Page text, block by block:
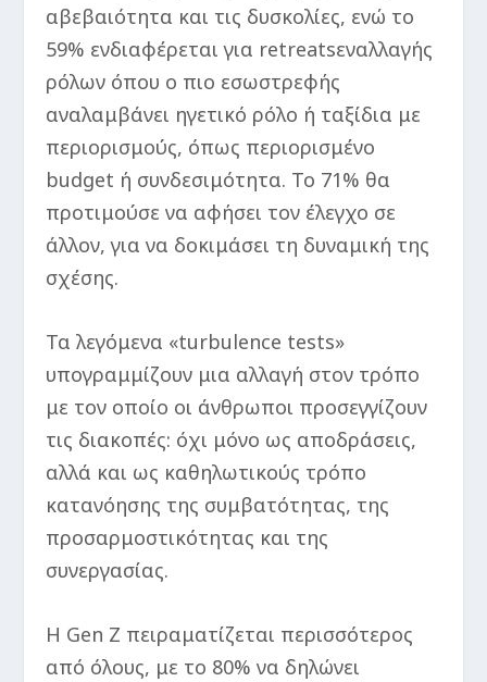
αβεβαιότητα και τις δυσκολίες, ενώ το
59% ενδιαφέρεται για retreatsεναλλαγής
ρόλων όπου ο πιο εσωστρεφής
αναλαμβάνει ηγετικό ρόλο ή ταξίδια με
περιορισμούς, όπως περιορισμένο
budget ή συνδεσιμότητα. Το 71% θα
προτιμούσε να αφήσει τον έλεγχο σε
άλλον, για να δοκιμάσει τη δυναμική της
σχέσης.
Τα λεγόμενα «turbulence tests»
υπογραμμίζουν μια αλλαγή στον τρόπο
με τον οποίο οι άνθρωποι προσεγγίζουν
τις διακοπές: όχι μόνο ως αποδράσεις,
αλλά και ως καθηλωτικούς τρόπο
κατανόησης της συμβατότητας, της
προσαρμοστικότητας και της
συνεργασίας.
Η Gen Z πειραματίζεται περισσότερος
από όλους, με το 80% να δηλώνει